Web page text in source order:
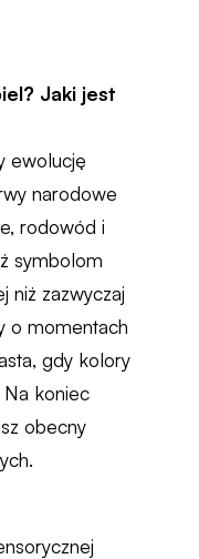
Jaki jest
ewolucję
narodowe
rodowód i
symbolom
niż zazwyczaj
o momentach
gdy kolory
Na koniec
obecny